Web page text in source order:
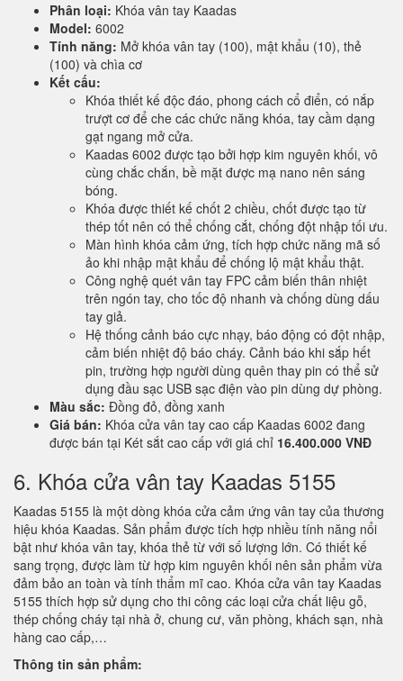
Phân loại: Khóa vân tay Kaadas
Model: 6002
Tính năng: Mở khóa vân tay (100), mật khẩu (10), thẻ
(100) và chìa cơ
Kết cấu:
Khóa thiết kế độc đáo, phong cách cổ điển, có nắp
trượt cơ để che các chức năng khóa, tay cầm dạng
gạt ngang mở cửa.
Kaadas 6002 được tạo bởi hợp kim nguyên khối, vô
cùng chắc chắn, bề mặt được mạ nano nên sáng
bóng.
Khóa được thiết kế chốt 2 chiều, chốt được tạo từ
thép tốt nên có thể chống cắt, chống đột nhập tối ưu.
Màn hình khóa cảm ứng, tích hợp chức năng mã số
ảo khi nhập mật khẩu để chống lộ mật khẩu thật.
Công nghệ quét vân tay FPC cảm biến thân nhiệt
trên ngón tay, cho tốc độ nhanh và chống dùng dấu
tay giả.
Hệ thống cảnh báo cực nhạy, báo động có đột nhập,
cảm biến nhiệt độ báo cháy. Cảnh báo khi sắp hết
pin, trường hợp người dùng quên thay pin có thể sử
dụng đầu sạc USB sạc điện vào pin dùng dự phòng.
Màu sắc: Đồng đỏ, đồng xanh
Giá bán: Khóa cửa vân tay cao cấp Kaadas 6002 đang
được bán tại Két sắt cao cấp với giá chỉ 16.400.000 VNĐ
6. Khóa cửa vân tay Kaadas 5155
Kaadas 5155 là một dòng khóa cửa cảm ứng vân tay của thương
hiệu khóa Kaadas. Sản phẩm được tích hợp nhiều tính năng nổi
bật như khóa vân tay, khóa thẻ từ với số lượng lớn. Có thiết kế
sang trọng, được làm từ hợp kim nguyên khối nên sản phẩm vừa
đảm bảo an toàn và tính thẩm mĩ cao. Khóa cửa vân tay Kaadas
5155 thích hợp sử dụng cho thi công các loại cửa chất liệu gỗ,
thép chống cháy tại nhà ở, chung cư, văn phòng, khách sạn, nhà
hàng cao cấp,…
Thông tin sản phẩm: